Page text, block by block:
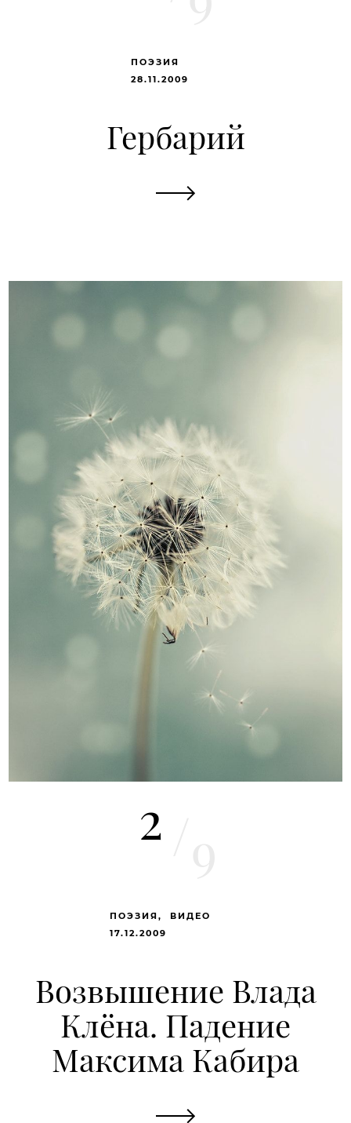
ПОЭЗИЯ
28.11.2009
Гербарий
2
ПОЭЗИЯ
ВИДЕО
17.12.2009
Возвышение Влада
Клёна. Падение
Максима Кабира